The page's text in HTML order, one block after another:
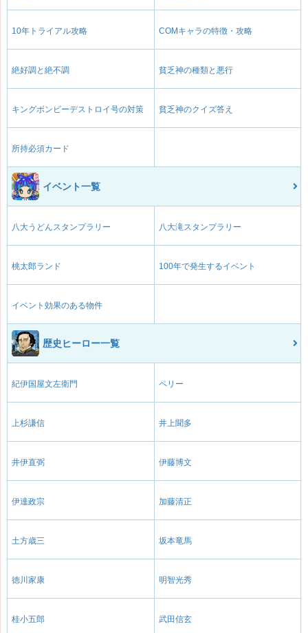
10年トライアル攻略 COMキャラの特徴・攻略
絶好調と絶不調 貧乏神の種類と悪行
キングボンビーデストロイ号の対策 貧乏神のクイズ答え
所持必須カード
イベント一覧
八大うどんスタンプラリー 八大滝スタンプラリー
桃太郎ランド 100年で発生するイベント
イベント効果のある物件
歴史ヒーロー一覧
紀伊国屋文左衛門 ペリー
上杉謙信 井上聞多
井伊直弼 伊藤博文
伊達政宗 加藤清正
土方歳三 坂本竜馬
徳川家康 明智光秀
桂小五郎 武田信玄